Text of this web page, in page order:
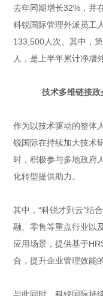
去年同期增长32%，并
科锐国际管理外派员工
133,500人次。其中，
人，是上半年累计净增
技术多维链接
作为以技术驱动的整体
锐国际在持续加大技术
时，积极参与多地政府
化转型提供助力。
其中，“科锐才到云”结
融、零售等重点行业以
应用场景，提供基于
合，提升企业管理效能
与此同时，科锐国际持